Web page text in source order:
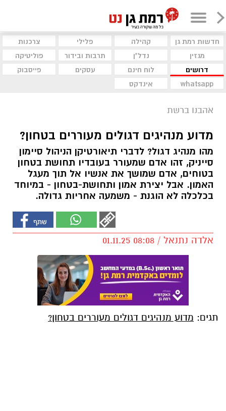
חדשות רמת גן קהילה פלילי
צרכנות
מגזין
נדל"ן תרבות ובידור
פוליטיקה
דרושים
לוח חינם עסקים
פייסבוק
whatsapp
אינדקס
אהבנו ברשת
מדוע מנהיגים דגולים מעוררים בטחון?
מהו מנהיג דגול? לדברי תיאורטיקן הניהול סיימון
סייניק, זהו אדם שמעורר בעובדיו תחושת בטחון
בטוחים, אדם שמושך את אנשיו אל תוך מעגל
האמון. אבל יצירת אמון ותחושת-בטחון - במיוחד
בכלכלה לא הוגנת - משמעה אחריות גדולה.
אלדה נתנאל / 08:08 01.11.25
תגים: מדוע מנהיגים דגולים מעוררים בטחון?